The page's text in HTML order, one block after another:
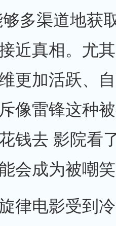
多渠道地获
近真相。尤
更加活跃、
像雷锋这种
去 影院看
会成为被嘲
律电影受到